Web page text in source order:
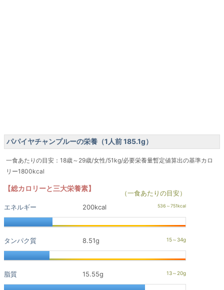
パパイヤチャンプルーの栄養（1人前 185.1g）
一食あたりの目安：18歳～29歳/女性/51kg/必要栄養量暫定値算出の基準カロ
リー1800kcal
【総カロリーと三大栄養素】
（一食あたりの目安）
エネルギー
200kcal
タンパク質 8.51g
脂質 15.55g